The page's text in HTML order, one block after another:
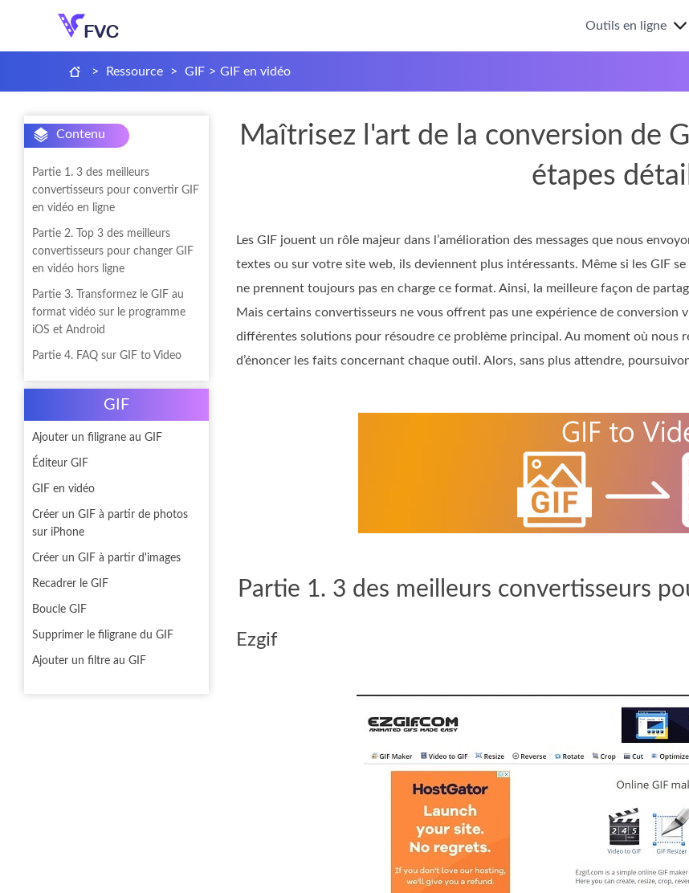
Outils en ligne
> Ressource > GIF > GIF en vidéo
Contenu
Partie 1. 3 des meilleurs
convertisseurs pour convertir GIF
en vidéo en ligne
Partie 2. Top 3 des meilleurs
convertisseurs pour changer GIF
en vidéo hors ligne
Partie 3. Transformez le GIF au
format vidéo sur le programme
iOS et Android
Partie 4. FAQ sur GIF to Video
GIF
Ajouter un filigrane au GIF
Éditeur GIF
GIF en vidéo
Créer un GIF à partir de photos
sur iPhone
Créer un GIF à partir d'images
Recadrer le GIF
Boucle GIF
Supprimer le filigrane du GIF
Ajouter un filtre au GIF
Maîtrisez l'art de la conversion de
étapes
Les GIF jouent un rôle majeur dans l’amélioration des messages que nous
textes ou sur votre site web, ils deviennent plus intéressants. Même si les GIF
ne prennent toujours pas en charge ce format. Ainsi, la meilleure façon de
Mais certains convertisseurs ne vous offrent pas une expérience de conversion
différentes solutions pour résoudre ce problème principal. Au moment où nous
d’énoncer les faits concernant chaque outil. Alors, sans plus attendre,
Partie 1. 3 des meilleurs convertisseurs
Ezgif